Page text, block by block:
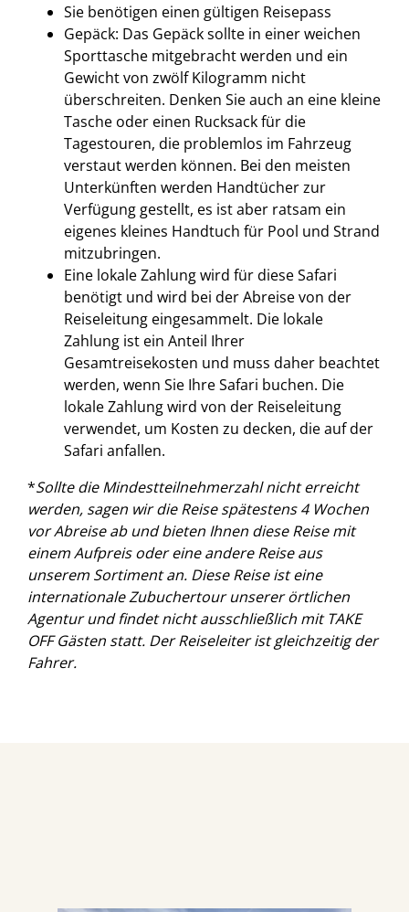
Sie benötigen einen gültigen Reisepass
Gepäck: Das Gepäck sollte in einer weichen
Sporttasche mitgebracht werden und ein
Gewicht von zwölf Kilogramm nicht
überschreiten. Denken Sie auch an eine kleine
Tasche oder einen Rucksack für die
Tagestouren, die problemlos im Fahrzeug
verstaut werden können. Bei den meisten
Unterkünften werden Handtücher zur
Verfügung gestellt, es ist aber ratsam ein
eigenes kleines Handtuch für Pool und Strand
mitzubringen.
Eine lokale Zahlung wird für diese Safari
benötigt und wird bei der Abreise von der
Reiseleitung eingesammelt. Die lokale
Zahlung ist ein Anteil Ihrer
Gesamtreisekosten und muss daher beachtet
werden, wenn Sie Ihre Safari buchen. Die
lokale Zahlung wird von der Reiseleitung
verwendet, um Kosten zu decken, die auf der
Safari anfallen.
*Sollte die Mindestteilnehmerzahl nicht erreicht
werden, sagen wir die Reise spätestens 4 Wochen
vor Abreise ab und bieten Ihnen diese Reise mit
einem Aufpreis oder eine andere Reise aus
unserem Sortiment an. Diese Reise ist eine
internationale Zubuchertour unserer örtlichen
Agentur und findet nicht ausschließlich mit TAKE
OFF Gästen statt. Der Reiseleiter ist gleichzeitig der
Fahrer.